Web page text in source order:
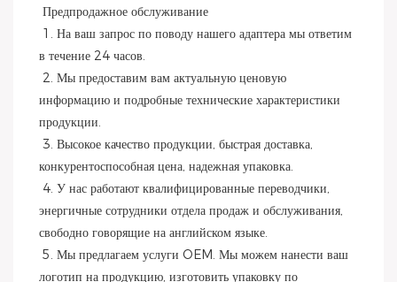
Предпродажное обслуживание
в течение 24 часов.
информацию и подробные технические характеристики
продукции.
конкурентоспособная цена, надежная упаковка.
энергичные сотрудники отдела продаж и обслуживания,
свободно говорящие на английском языке.
логотип на продукцию, изготовить упаковку по